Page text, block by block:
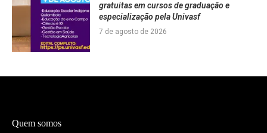
gratuitas em cursos de graduação e
especialização pela Univasf
7 de agosto de 2026
Quem somos